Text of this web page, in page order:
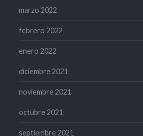
marzo 2022
febrero 2022
enero 2022
diciembre 2021
noviembre 2021
octubre 2021
septiembre 2021